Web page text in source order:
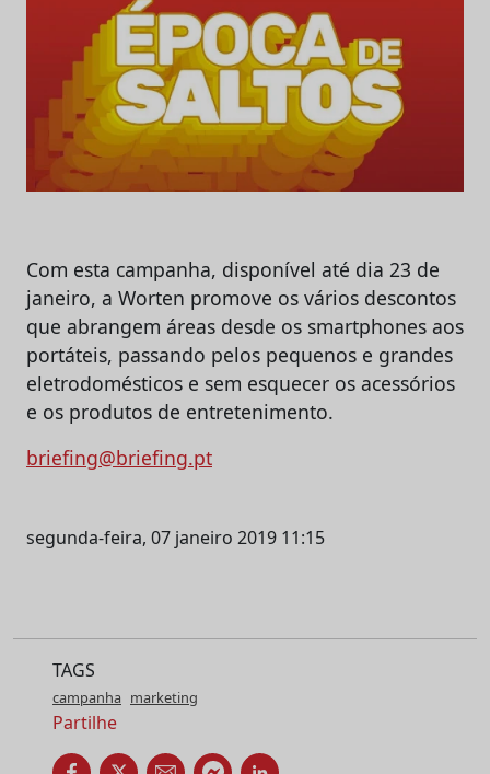
Com esta campanha, disponível até dia 23 de
janeiro, a Worten promove os vários descontos
que abrangem áreas desde os smartphones aos
portáteis, passando pelos pequenos e grandes
eletrodomésticos e sem esquecer os acessórios
e os produtos de entretenimento.
briefing@briefing.pt
segunda-feira, 07 janeiro 2019 11:15
TAGS
campanha marketing
Partilhe